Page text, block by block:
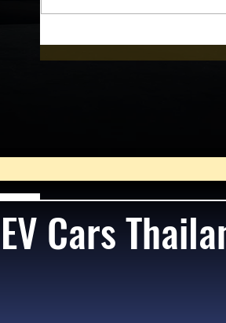
BMW i3 เริ่มผลิตจริงแล้
EV Cars